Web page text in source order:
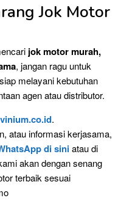
Jok Motor
jok motor murah,
, jangan ragu untuk
melayani kebutuhan
agen atau distributor.
.
atau informasi kerjasama,
di siniatau di
akan dengan senang
terbaik sesuai